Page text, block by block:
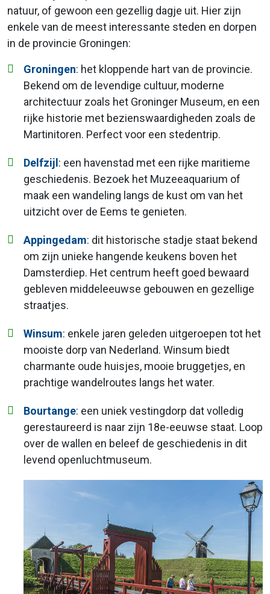
natuur, of gewoon een gezellig dagje uit. Hier zijn
enkele van de meest interessante steden en dorpen
in de provincie Groningen:
Groningen: het kloppende hart van de provincie.
Bekend om de levendige cultuur, moderne
architectuur zoals het Groninger Museum, en een
rijke historie met bezienswaardigheden zoals de
Martinitoren. Perfect voor een stedentrip.
Delfzijl : een havenstad met een rijke maritieme
geschiedenis. Bezoek het Muzeeaquarium of
maak een wandeling langs de kust om van het
uitzicht over de Eems te genieten.
Appingedam: dit historische stadje staat bekend
om zijn unieke hangende keukens boven het
Damsterdiep. Het centrum heeft goed bewaard
gebleven middeleeuwse gebouwen en gezellige
straatjes.
Winsum: enkele jaren geleden uitgeroepen tot het
mooiste dorp van Nederland. Winsum biedt
charmante oude huisjes, mooie bruggetjes, en
prachtige wandelroutes langs het water.
Bourtange: een uniek vestingdorp dat volledig
gerestaureerd is naar zijn 18e-eeuwse staat. Loop
over de wallen en beleef de geschiedenis in dit
levend openluchtmuseum.